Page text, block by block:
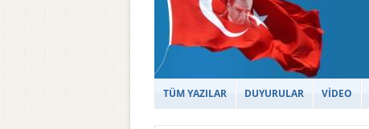
TÜM YAZILAR DUYURULAR VİDEO